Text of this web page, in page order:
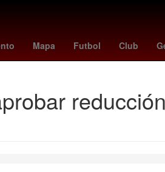
Mapa Futbol Club
26 de marzo Incendio magic - bucks